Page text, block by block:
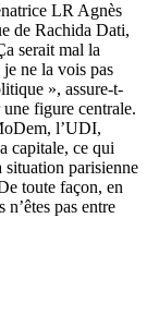
LR Agnès
de Rachida Dati,
serait mal la
ne la vois pas
», assure-t-
une figure centrale.
l’UDI,
capitale, ce qui
situation parisienne
toute façon, en
pas entre